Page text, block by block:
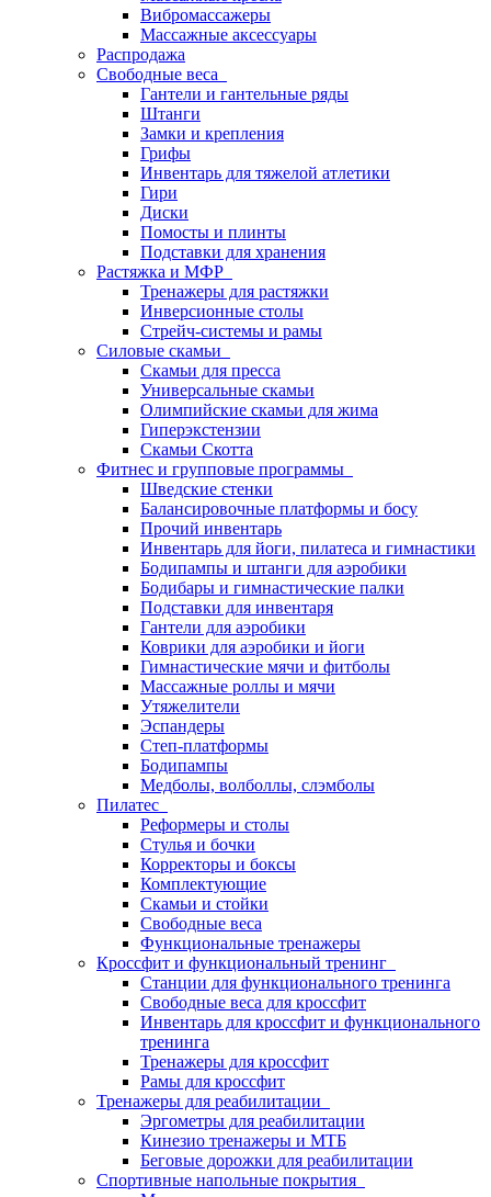
Вибромассажеры
Массажные аксессуары
Распродажа
Свободные веса
Гантели и гантельные ряды
Штанги
Замки и крепления
Грифы
Инвентарь для тяжелой атлетики
Гири
Диски
Помосты и плинты
Подставки для хранения
Растяжка и МФР
Тренажеры для растяжки
Инверсионные столы
Стрейч-системы и рамы
Силовые скамьи
Скамьи для пресса
Универсальные скамьи
Олимпийские скамьи для жима
Гиперэкстензии
Скамьи Скотта
Фитнес и групповые программы
Шведские стенки
Балансировочные платформы и босу
Прочий инвентарь
Инвентарь для йоги, пилатеса и гимнастики
Бодипампы и штанги для аэробики
Бодибары и гимнастические палки
Подставки для инвентаря
Гантели для аэробики
Коврики для аэробики и йоги
Гимнастические мячи и фитболы
Массажные роллы и мячи
Утяжелители
Эспандеры
Степ-платформы
Бодипампы
Медболы, волболлы, слэмболы
Пилатес
Реформеры и столы
Стулья и бочки
Корректоры и боксы
Комплектующие
Скамьи и стойки
Свободные веса
Функциональные тренажеры
Кроссфит и функциональный тренинг
Станции для функционального тренинга
Свободные веса для кроссфит
Инвентарь для кроссфит и функционального
тренинга
Тренажеры для кроссфит
Рамы для кроссфит
Тренажеры для реабилитации
Эргометры для реабилитации
Кинезио тренажеры и МТБ
Беговые дорожки для реабилитации
Спортивные напольные покрытия